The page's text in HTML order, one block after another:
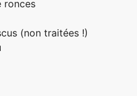
ronces
(non traitées !)